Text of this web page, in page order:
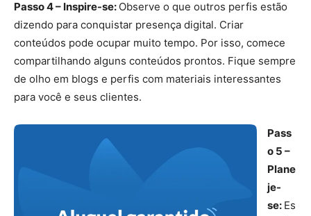
Passo 4 – Inspire-se: Observe o que outros perfis estão
dizendo para conquistar presença digital. Criar
conteúdos pode ocupar muito tempo. Por isso, comece
compartilhando alguns conteúdos prontos. Fique sempre
de olho em blogs e perfis com materiais interessantes
para você e seus clientes.
Pass
o 5 –
Plane
je-
se: Es